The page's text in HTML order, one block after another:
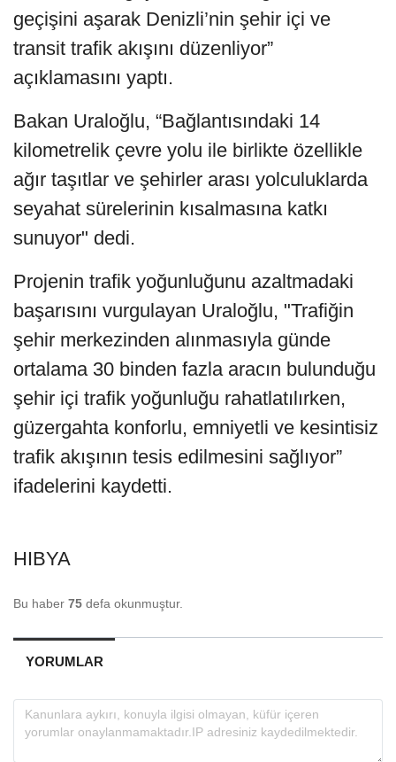
geçişini aşarak Denizli’nin şehir içi ve
transit trafik akışını düzenliyor”
açıklamasını yaptı.
Bakan Uraloğlu, “Bağlantısındaki 14
kilometrelik çevre yolu ile birlikte özellikle
ağır taşıtlar ve şehirler arası yolculuklarda
seyahat sürelerinin kısalmasına katkı
sunuyor" dedi.
Projenin trafik yoğunluğunu azaltmadaki
başarısını vurgulayan Uraloğlu, "Trafiğin
şehir merkezinden alınmasıyla günde
ortalama 30 binden fazla aracın bulunduğu
şehir içi trafik yoğunluğu rahatlatılırken,
güzergahta konforlu, emniyetli ve kesintisiz
trafik akışının tesis edilmesini sağlıyor”
ifadelerini kaydetti.
HIBYA
Bu haber 75 defa okunmuştur.
YORUMLAR